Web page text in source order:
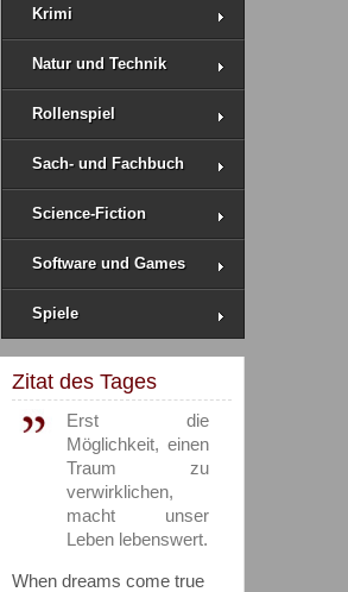
Krimi
Natur und Technik
Rollenspiel
Sach- und Fachbuch
Science-Fiction
Software und Games
Spiele
Zitat des Tages
Erst die
Möglichkeit, einen
Traum zu
verwirklichen,
macht unser
Leben lebenswert.
When dreams come true